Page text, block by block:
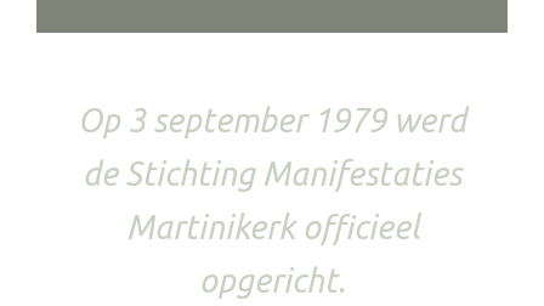
Op 3 september 1979 werd
de Stichting Manifestaties
Martinikerk officieel
opgericht.